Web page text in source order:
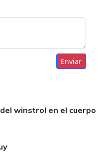
Enviar
winstrol en el cuerpo